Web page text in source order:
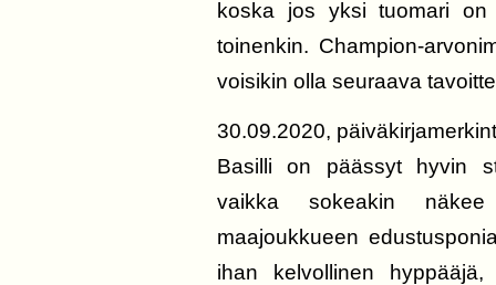
koska jos yksi tuomari
toinenkin. Champion-
voisikin olla seuraava
30.09.2020,
Basilli on päässyt hyvin
vaikka sokeakin
maajoukkueen
ihan kelvollinen